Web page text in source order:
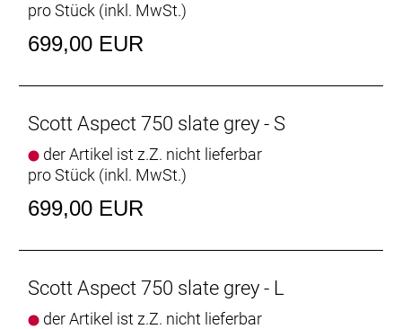
pro Stück (inkl. MwSt.)
699,00 EUR
Scott Aspect 750 slate grey - S
der Artikel ist z.Z. nicht lieferbar
pro Stück (inkl. MwSt.)
699,00 EUR
Scott Aspect 750 slate grey - L
der Artikel ist z.Z. nicht lieferbar